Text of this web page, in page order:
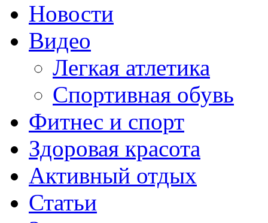
Новости
Видео
Легкая атлетика
Спортивная обувь
Фитнес и спорт
Здоровая красота
Активный отдых
Статьи